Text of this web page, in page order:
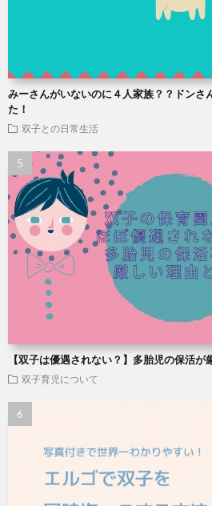
みーさんがいないのに４人家族？？ドンさ
た！
双子との日常生活
【双子は優遇されない？】多胎児の保活が
双子育児について